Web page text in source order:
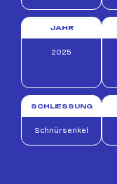
JAHR
2025
SCHLIESSUNG
Schnürsenkel